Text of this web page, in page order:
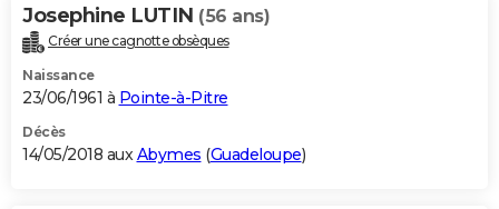
Josephine LUTIN (56 ans)
Créer une cagnotte obsèques
Naissance
23/06/1961 à Pointe-à-Pitre
Décès
14/05/2018 auxAbymes (Guadeloupe)